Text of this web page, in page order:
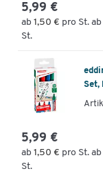
5,99 €
ab 1,50 € pro St. ab
St.
Set,
5,99 €
ab 1,50 € pro St. ab
St.